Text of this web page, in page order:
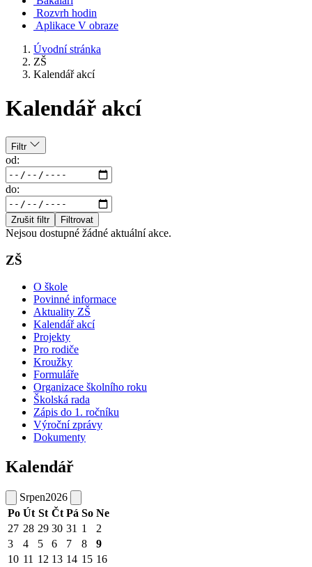
Rozvrh hodin
Aplikace V obraze
Úvodní stránka
ZŠ
Kalendář akcí
Kalendář akcí
Filtr
od:
do:
Zrušit filtr Filtrovat
Nejsou dostupné žádné aktuální akce.
ZŠ
O škole
Povinné informace
Aktuality ZŠ
Kalendář akcí
Projekty
Pro rodiče
Kroužky
Formuláře
Organizace školního roku
Školská rada
Zápis do 1. ročníku
Výroční zprávy
Dokumenty
Kalendář
Srpen2026
Po Út St Čt Pá So Ne
27 28 29 30 31 1
2
3
4 5 6 7 8
9
10 11 12 13 14 15 16